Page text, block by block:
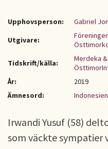
Upphovsperson:
Gabriel
Utgivare:
Tidskrift/källa:
Merdeka &
År:
2019
Ämnesord:
Indonesien
Irwandi Yusuf (58)
som väckte sympatier